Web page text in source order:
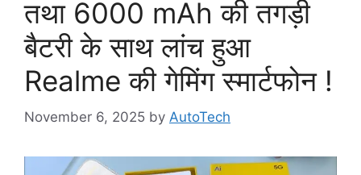
तथा 6000 mAh की तगड़ी
बैटरी के साथ लांच हुआ
Realme की गेमिंग स्मार्टफोन !
November 6, 2025 by AutoTech